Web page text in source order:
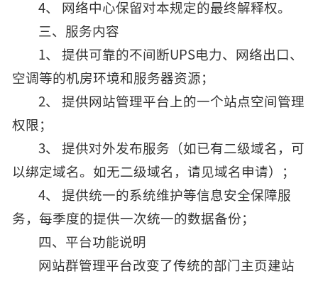
4、 网络中心保留对本规定的最终解释权。
三、服务内容
1、 提供可靠的不间断UPS电力、网络出口、
空调等的机房环境和服务器资源；
2、 提供网站管理平台上的一个站点空间管理
权限；
3、 提供对外发布服务（如已有二级域名，可
以绑定域名。如无二级域名，请见域名申请）；
4、 提供统一的系统维护等信息安全保障服
务，每季度的提供一次统一的数据备份；
四、平台功能说明
网站群管理平台改变了传统的部门主页建站